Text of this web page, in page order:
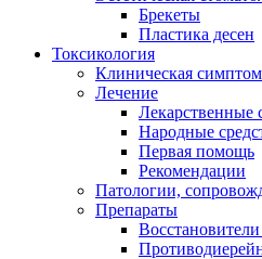
Брекеты
Пластика десен
Токсикология
Клиническая
Лечение
Лекарственные
Народные
Первая помощь
Рекомендации
Патологии,
Препараты